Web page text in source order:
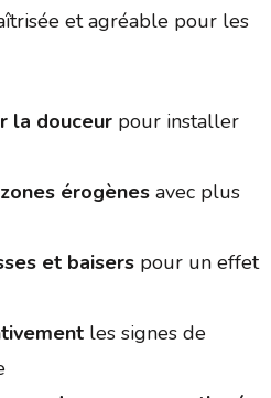
et agréable pour les
la douceur pour installer
érogènesavec plus
et baisers pour un effet
les signes de